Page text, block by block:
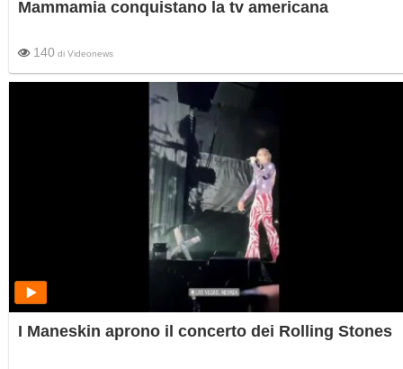
Mammamia conquistano la tv americana
140 di Videonews
I Maneskin aprono il concerto dei Rolling Stones